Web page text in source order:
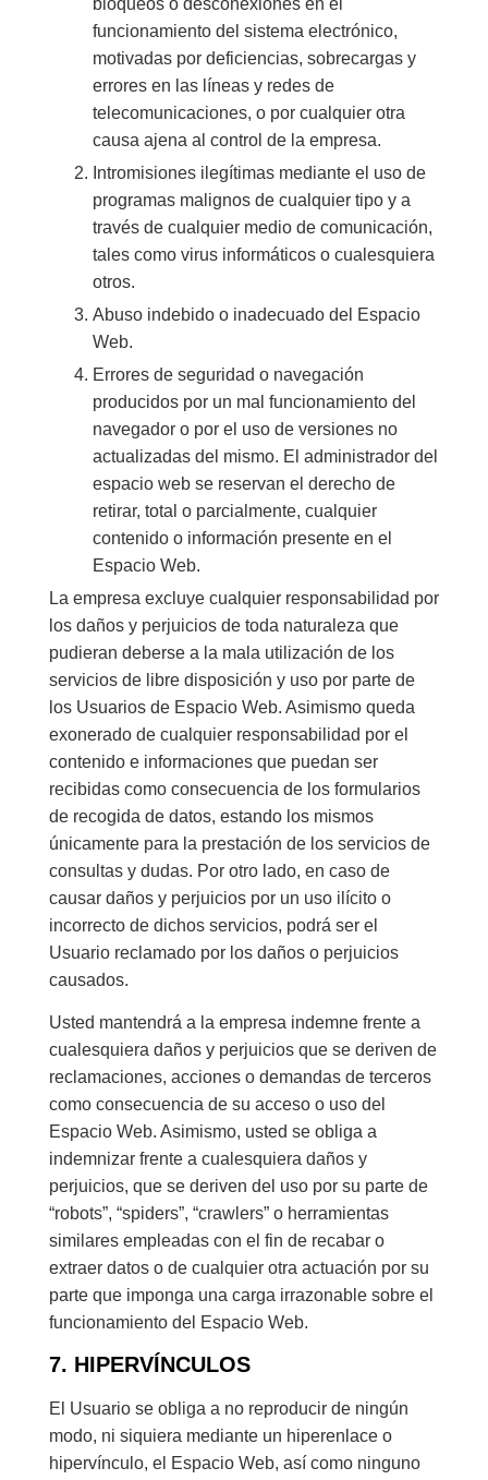
funcionamiento del sistema electrónico,
motivadas por deficiencias, sobrecargas y
errores en las líneas y redes de
telecomunicaciones, o por cualquier otra
causa ajena al control de la empresa.
Intromisiones ilegítimas mediante el uso de
programas malignos de cualquier tipo y a
través de cualquier medio de comunicación,
tales como virus informáticos o cualesquiera
otros.
Abuso indebido o inadecuado del Espacio
Web.
Errores de seguridad o navegación
producidos por un mal funcionamiento del
navegador o por el uso de versiones no
actualizadas del mismo. El administrador del
espacio web se reservan el derecho de
retirar, total o parcialmente, cualquier
contenido o información presente en el
Espacio Web.
La empresa excluye cualquier responsabilidad por
los daños y perjuicios de toda naturaleza que
pudieran deberse a la mala utilización de los
servicios de libre disposición y uso por parte de
los Usuarios de Espacio Web. Asimismo queda
exonerado de cualquier responsabilidad por el
contenido e informaciones que puedan ser
recibidas como consecuencia de los formularios
de recogida de datos, estando los mismos
únicamente para la prestación de los servicios de
consultas y dudas. Por otro lado, en caso de
causar daños y perjuicios por un uso ilícito o
incorrecto de dichos servicios, podrá ser el
Usuario reclamado por los daños o perjuicios
causados.
Usted mantendrá a la empresa indemne frente a
cualesquiera daños y perjuicios que se deriven de
reclamaciones, acciones o demandas de terceros
como consecuencia de su acceso o uso del
Espacio Web. Asimismo, usted se obliga a
indemnizar frente a cualesquiera daños y
perjuicios, que se deriven del uso por su parte de
“robots”, “spiders”, “crawlers” o herramientas
similares empleadas con el fin de recabar o
extraer datos o de cualquier otra actuación por su
parte que imponga una carga irrazonable sobre el
funcionamiento del Espacio Web.
7. HIPERVÍNCULOS
El Usuario se obliga a no reproducir de ningún
modo, ni siquiera mediante un hiperenlace o
hipervínculo, el Espacio Web, así como ninguno